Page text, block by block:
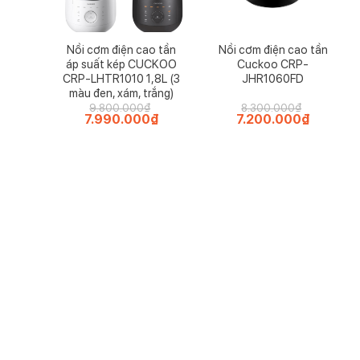
Nồi cơm điện cao tần
áp suất kép CUCKOO
CRP-LHTR1010 1,8L (3
màu đen, xám, trắng)
9.800.000₫
Giá
7.990.000₫Giá
Nồi cơm điện cao tần
Cuckoo CRP-
JHR1060FD
8.300.000₫
Giá
7.200.000₫Giá